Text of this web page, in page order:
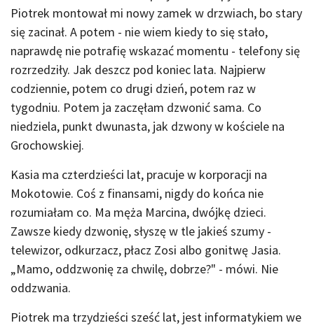
Piotrek montował mi nowy zamek w drzwiach, bo stary
się zacinał. A potem - nie wiem kiedy to się stało,
naprawdę nie potrafię wskazać momentu - telefony się
rozrzedziły. Jak deszcz pod koniec lata. Najpierw
codziennie, potem co drugi dzień, potem raz w
tygodniu. Potem ja zaczęłam dzwonić sama. Co
niedziela, punkt dwunasta, jak dzwony w kościele na
Grochowskiej.
Kasia ma czterdzieści lat, pracuje w korporacji na
Mokotowie. Coś z finansami, nigdy do końca nie
rozumiałam co. Ma męża Marcina, dwójkę dzieci.
Zawsze kiedy dzwonię, słyszę w tle jakieś szumy -
telewizor, odkurzacz, płacz Zosi albo gonitwę Jasia.
„Mamo, oddzwonię za chwilę, dobrze?" - mówi. Nie
oddzwania.
Piotrek ma trzydzieści sześć lat, jest informatykiem we